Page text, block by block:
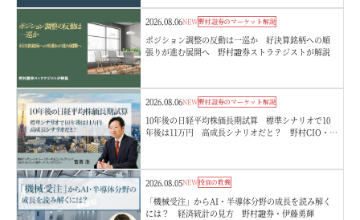
2026.08.06NEW野村證券のマーケット解説
ポジション調整の反動は一巡か 好決算銘柄への順
張りが進む展開へ 野村證券ストラテジストが解説
2026.08.06NEW野村證券のマーケット解説
10年後の日経平均株価長期試算 標準シナリオで10
年後は11万円 高成長シナリオだと？ 野村CIO・宮
2026.08.05NEW投資の教養
「機械受注」からAI・半導体分野の成長を読み解く
には？ 経済統計の見方 野村證券・伊藤勇輝